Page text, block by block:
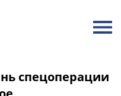
спецоперации